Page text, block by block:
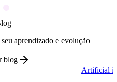
aprendizado e evolução
blog
Artificial